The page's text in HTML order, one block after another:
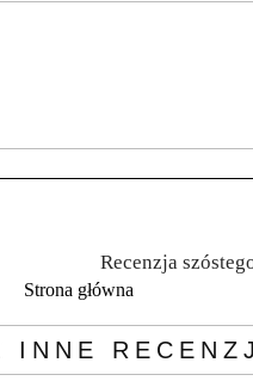
Recenzja
Strona główna
INNE